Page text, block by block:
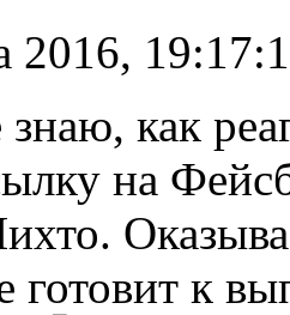
2016,
как
на
готовит к